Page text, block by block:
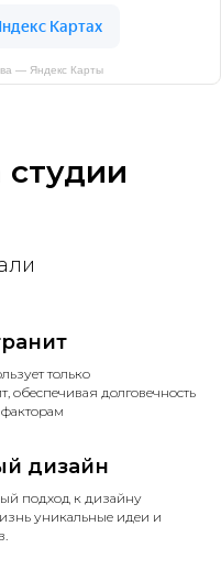
— Яндекс Карты
только
обеспечивая долговечность
дизайн
подход к дизайну
уникальные идеи и